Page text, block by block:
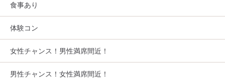
食事あり
体験コン
女性チャンス！男性満席間近！
男性チャンス！女性満席間近！